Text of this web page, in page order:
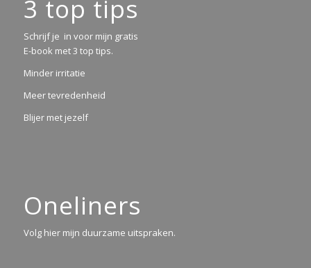
3 top tips
Schrijf je in voor mijn gratis
E-book met 3 top tips.
Minder irritatie
Meer tevredenheid
Blijer met jezelf
Oneliners
Volg hier mijn duurzame uitspraken.